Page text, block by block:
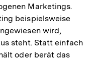
Marketings.
beispielsweise
wird,
steht. Statt einfach
oder berät das